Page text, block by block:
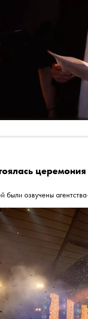
были озвучены